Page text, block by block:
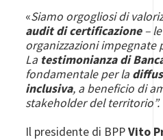
«Siamo orgogliosi di
audit di certificazione– le
organizzazioni impegnate
La testimonianza di
fondamentale per la
inclusiva, a beneficio di
stakeholder del territorio”.
Il presidente di BPPVito